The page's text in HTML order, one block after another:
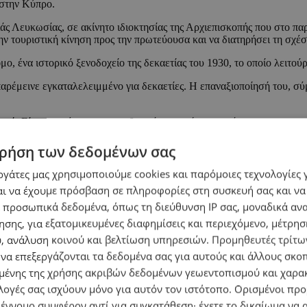
Κύπρο.
Λευκωσίας, σε ακίνητο ιδιοκτησίας της Αρχιεπισκοπής που
κίνηση προς την πρωτεύουσα και να διατηρήσει τη
ένα ιστορικό ξενοδοχείο της δεκαετίας του 1930, το οποίο
εγκαταλελειμμένο για δεκαετίες. Η επαναξιοποίησή του,
Είναι αναγέννηση, με σεβασμό στη μνήμη του τόπου και
luxury hospitality asset απαιτεί εξειδίκευση στην
ένα πρότυπο. Είναι ένα κτίριο με δική του λογική, με
πλέον περισσότερο στην ποιότητα και στην προστασία του
για την αξιοποίηση ιστορικών και αρχιτεκτονικά
των δεδομένων σας
μας χρησιμοποιούμε cookies και παρόμοιες τεχνολογίες
να έχουμε πρόσβαση σε πληροφορίες στη συσκευή σας και να
προσωπικά δεδομένα, όπως τη διεύθυνση IP σας, μοναδικά
για εξατομικευμένες διαφημίσεις και περιεχόμενο,
ανάλυση κοινού και βελτίωση υπηρεσιών. Προμηθευτές
να επεξεργάζονται τα δεδομένα σας για αυτούς και άλλους
της χρήσης ακριβών δεδομένων γεωεντοπισμού και
σας ισχύουν μόνο για αυτόν τον ιστότοπο. Ορισμένοι